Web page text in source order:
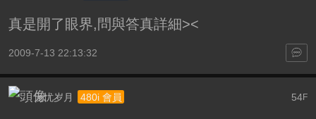
真是開了眼界,問與答真詳細><
2009-7-13 22:13:32
54F
无忧岁月 480i 會員